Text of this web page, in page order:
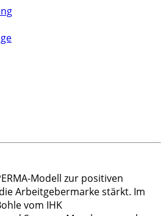
Modell zur positiven
Arbeitgebermarke stärkt. Im
vom IHK